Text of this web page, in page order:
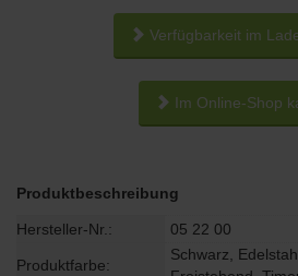
Verfügbarkeit im
Im Online-Shop
Produktbeschreibung
Hersteller-Nr.: 05 22 00
Produktfarbe:
Schwarz,